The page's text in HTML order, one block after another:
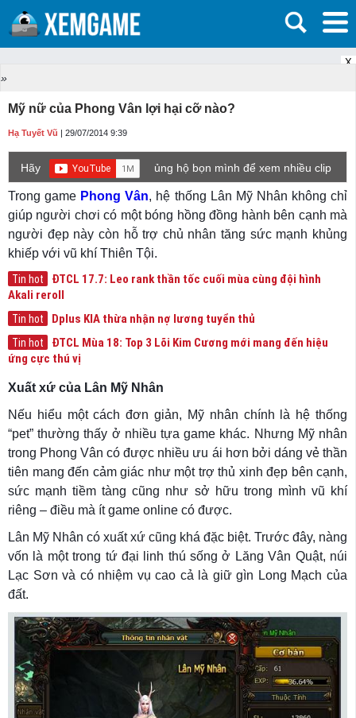
X
»
Mỹ nữ của Phong Vân lợi hại cỡ nào?
Hạ Tuyết Vũ | 29/07/2014 9:39
Hãy
ủng hộ bọn mình để xem nhiều clip
Trong game Phong Vân, hệ thống Lân Mỹ Nhân không chỉ
giúp người chơi có một bóng hồng đồng hành bên cạnh mà
người đẹp này còn hỗ trợ chủ nhân tăng sức mạnh khủng
khiếp với vũ khí Thiên Tội.
Tin hot
ĐTCL 17.7: Leo rank thần tốc cuối mùa cùng đội hình
Akali reroll
Tin hot Dplus KIA thừa nhận nợ lương tuyển thủ
Tin hot
ĐTCL Mùa 18: Top 3 Lõi Kim Cương mới mang đến hiệu
ứng cực thú vị
Xuất xứ của Lân Mỹ Nhân
Nếu hiểu một cách đơn giản, Mỹ nhân chính là hệ thống
“pet” thường thấy ở nhiều tựa game khác. Nhưng Mỹ nhân
trong Phong Vân có được nhiều ưu ái hơn bởi dáng vẻ thần
tiên mang đến cảm giác như một trợ thủ xinh đẹp bên cạnh,
sức mạnh tiềm tàng cũng như sở hữu trong mình vũ khí
riêng – điều mà ít game online có được.
Lân Mỹ Nhân có xuất xứ cũng khá đặc biệt. Trước đây, nàng
vốn là một trong tứ đại linh thú sống ở Lăng Vân Quật, núi
Lạc Sơn và có nhiệm vụ cao cả là giữ gìn Long Mạch của
đất.